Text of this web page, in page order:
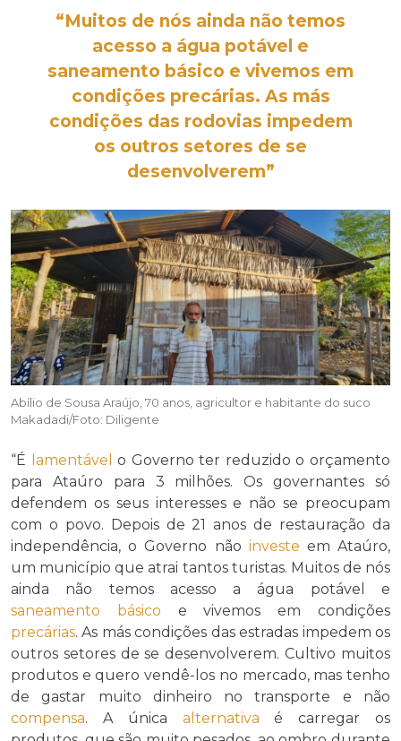
“Muitos de nós ainda não temos
acesso a água potável e
saneamento básico e vivemos em
condições precárias. As más
condições das rodovias impedem
os outros setores de se
desenvolverem”
Abílio de Sousa Araújo, 70 anos, agricultor e habitante do suco
Makadadi/Foto: Diligente
“É lamentável o Governo ter reduzido o orçamento
para Ataúro para 3 milhões. Os governantes só
defendem os seus interesses e não se preocupam
com o povo. Depois de 21 anos de restauração da
independência, o Governo não investe em Ataúro,
um município que atrai tantos turistas. Muitos de nós
ainda não temos acesso a água potável e
saneamento básico e vivemos em condições
precárias. As más condições das estradas impedem os
outros setores de se desenvolverem. Cultivo muitos
produtos e quero vendê-los no mercado, mas tenho
de gastar muito dinheiro no transporte e não
compensa. A única alternativa é carregar os